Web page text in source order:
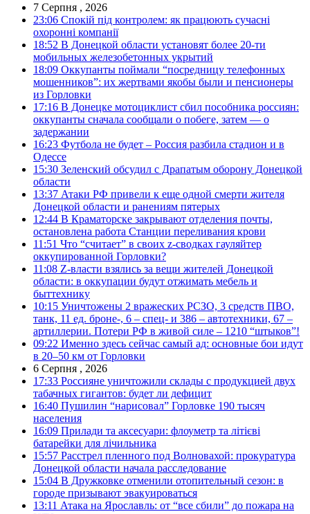
7 Серпня , 2026
23:06 Спокій під контролем: як працюють сучасні
охоронні компанії
18:52 В Донецкой области установят более 20-ти
мобильных железобетонных укрытий
18:09 Оккупанты поймали “посредницу телефонных
мошенников”: их жертвами якобы были и пенсионеры
из Горловки
17:16 В Донецке мотоциклист сбил пособника россиян:
оккупанты сначала сообщали о побеге, затем — о
задержании
16:23 Футбола не будет – Россия разбила стадион и в
Одессе
15:30 Зеленский обсудил с Драпатым оборону Донецкой
области
13:37 Атаки РФ привели к еще одной смерти жителя
Донецкой области и ранениям пятерых
12:44 В Краматорске закрывают отделения почты,
остановлена работа Станции переливания крови
11:51 Что “считает” в своих z-сводках гауляйтер
оккупированной Горловки?
11:08 Z-власти взялись за вещи жителей Донецкой
области: в оккупации будут отжимать мебель и
быттехнику
10:15 Уничтожены 2 вражеских РСЗО, 3 средств ПВО,
танк, 11 ед. броне-, 6 – спец- и 386 – автотехники, 67 –
артиллерии. Потери РФ в живой силе – 1210 “штыков”!
09:22 Именно здесь сейчас самый ад: основные бои идут
в 20–50 км от Горловки
6 Серпня , 2026
17:33 Россияне уничтожили склады с продукцией двух
табачных гигантов: будет ли дефицит
16:40 Пушилин “нарисовал” Горловке 190 тысяч
населения
16:09 Прилади та аксесуари: флоуметр та літієві
батарейки для лічильника
15:57 Расстрел пленного под Волновахой: прокуратура
Донецкой области начала расследование
15:04 В Дружковке отменили отопительный сезон: в
городе призывают эвакуироваться
13:11 Атака на Ярославль: от “все сбили” до пожара на